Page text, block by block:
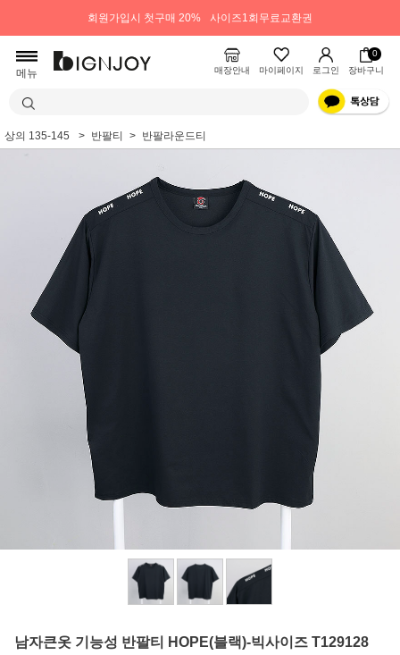
회원가입시 첫구매 20% 사이즈1회무료교환권
메뉴 매장안내 마이페이지 로그인
0
장바구니
상의 135-145 반팔티 반팔라운드티
남자큰옷 기능성 반팔티 HOPE(블랙)-빅사이즈 T129128